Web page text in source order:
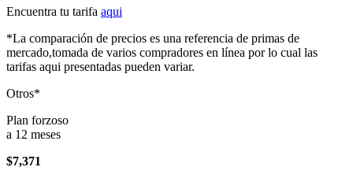
Encuentra tu tarifa aqui
*La comparación de precios es una referencia de primas de
mercado,tomada de varios compradores en línea por lo cual las
tarifas aqui presentadas pueden variar.
Otros*
Plan forzoso
a 12 meses
$7,371